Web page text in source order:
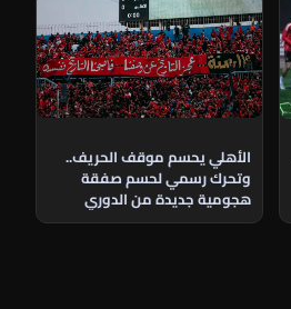
الأهلي يحسم موقف الحريف..
وتحرك رسمي لحسم صفقة
هجومية جديدة من الدوري
الجزائري